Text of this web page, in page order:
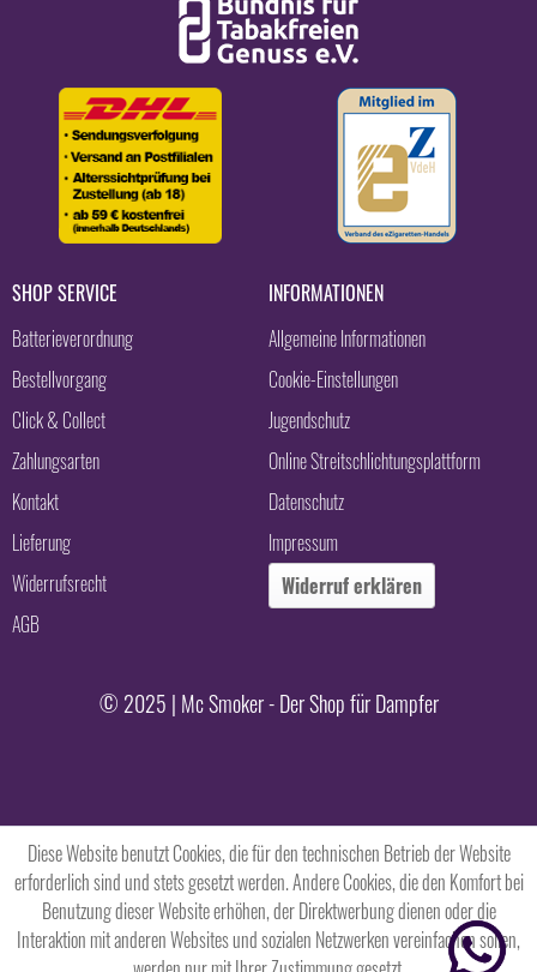
SHOP SERVICE
Batterieverordnung
Bestellvorgang
Click & Collect
Zahlungsarten
Kontakt
Lieferung
Widerrufsrecht
AGB
INFORMATIONEN
Allgemeine Informationen
Cookie-Einstellungen
Jugendschutz
Online Streitschlichtungsplattform
Datenschutz
Impressum
Widerruf erklären
© 2025 | Mc Smoker - Der Shop für Dampfer
Diese Website benutzt Cookies, die für den technischen Betrieb der Website
erforderlich sind und stets gesetzt werden. Andere Cookies, die den Komfort bei
Benutzung dieser Website erhöhen, der Direktwerbung dienen oder die
Interaktion mit anderen Websites und sozialen Netzwerken vereinfachen sollen,